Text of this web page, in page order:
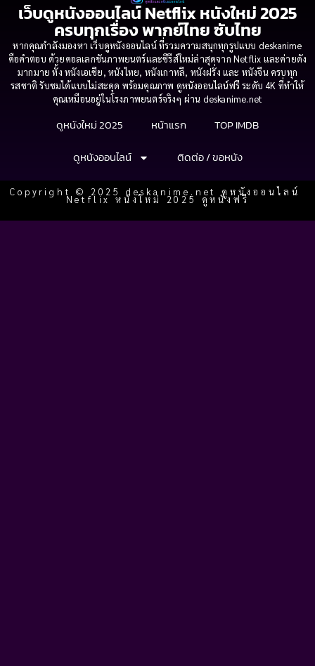
เว็บดูหนังออนไลน์ Netflix หนังใหม่ 2025
ครบทุกเรื่อง พากย์ไทย ซับไทย
หากคุณกำลังมองหา เว็บดูหนังออนไลน์ ที่รวมความสนุกทุกรูปแบบ deskanime
คือคำตอบ ด้วยคอลเลกชันภาพยนตร์และซีรีส์ใหม่ล่าสุดจาก Netflix และค่ายดัง
มากมาย ทั้ง หนังเอเชีย, หนังไทย, หนังเกาหลี, หนังฝรั่ง และ หนังจีน ครบทุก
รสชาติ รับชมได้แบบไม่สะดุด พร้อมคุณภาพ ดูหนังออนไลน์ฟรี ระดับ 4K ที่ทำให้
คุณเหมือนอยู่ในโรงภาพยนตร์จริงๆ ผ่าน deskanime.net
ดูหนังใหม่ 2025 หน้าแรก
TOP IMDB
ดูหนังออนไลน์
ติดต่อ / ขอหนัง
Copyright © 2025 deskanime.net ดูหนังออนไลน์
Netflix หนังใหม่ 2025 ดูหนังฟรี